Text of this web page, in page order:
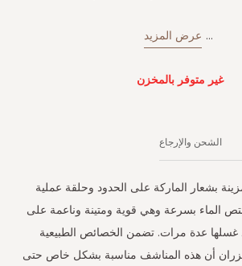
... عرض المزيد
غير متوفر بالمخزن
بشعار الماركة على الحدود وحلقة عملية
تمتص الماء بسرعة وهي قوية ومتينة وناعمة على
عدة مرات. تضمن الخصائص الطبيعية
أن هذه المناشف مناسبة بشكل خاص حتى
الشحن والإرجاع